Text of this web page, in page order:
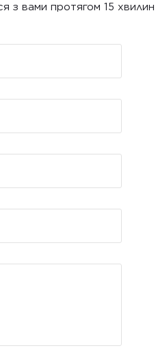
з вами протягом 15 хвилин